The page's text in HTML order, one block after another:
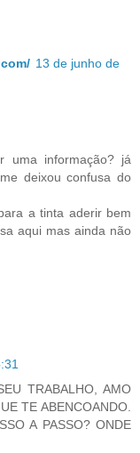
13 de junho de
uma informação? já
deixou confusa do
a tinta aderir bem
aqui mas ainda não
TRABALHO, AMO
TE ABENCOANDO.
A PASSO? ONDE